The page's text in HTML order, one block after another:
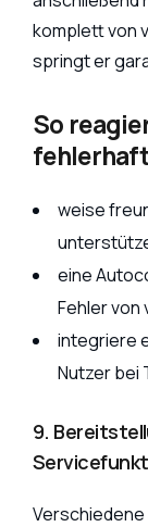
komplett von
springt er
So
weise
eine
Fehler von
integriere
Nutzer bei
9.